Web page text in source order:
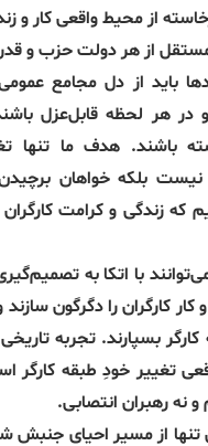
از محیط واقعی کار و
از هر دولت حزب و
باید از دل مجامع
در هر لحظه قابل‌عزل
باشند. هدف ما تنها
نیست بلکه خواهان
که زندگی و کرامت
با اتکا به
کارگران را دگرگون سازند و
بسپارند. تجربه تاریخی
تغییر خودِ طبقه کارگر
نه رهبران انتصابی.
تنها از مسیر احیای جنبش